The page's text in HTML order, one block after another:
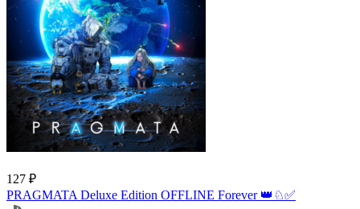
127 ₽
PRAGMATA Deluxe Edition OFFLINE Forever 👑♘✅